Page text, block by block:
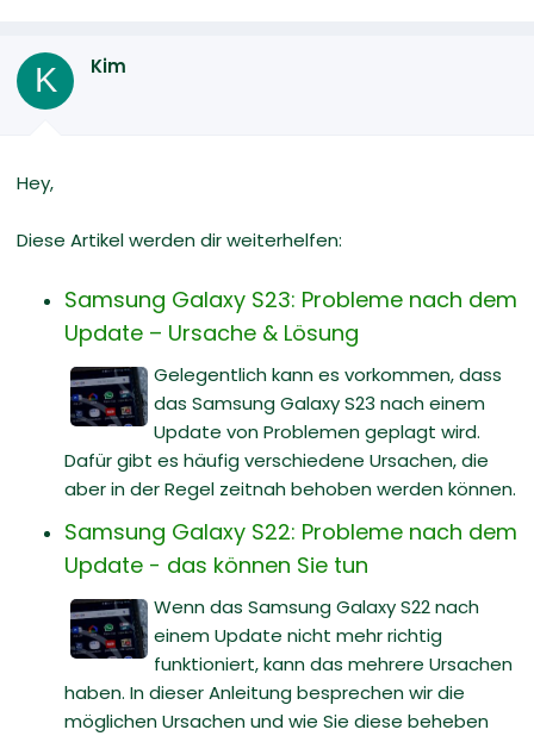
K Kim
Hey,
Diese Artikel werden dir weiterhelfen:
Samsung Galaxy S23: Probleme nach dem
Update – Ursache & Lösung
Gelegentlich kann es vorkommen, dass
das Samsung Galaxy S23 nach einem
Update von Problemen geplagt wird.
Dafür gibt es häufig verschiedene Ursachen, die
aber in der Regel zeitnah behoben werden können.
Samsung Galaxy S22: Probleme nach dem
Update - das können Sie tun
Wenn das Samsung Galaxy S22 nach
einem Update nicht mehr richtig
funktioniert, kann das mehrere Ursachen
haben. In dieser Anleitung besprechen wir die
möglichen Ursachen und wie Sie diese beheben